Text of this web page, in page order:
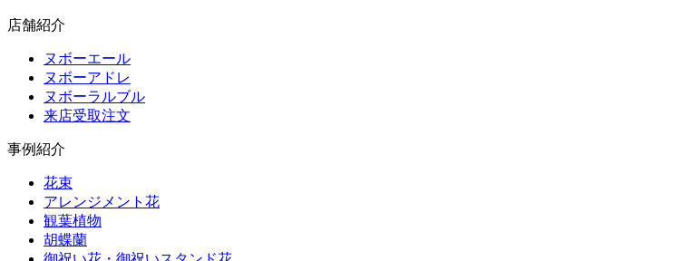
店舗紹介
ヌボーエール
ヌボーアドレ
ヌボーラルブル
来店受取注文
事例紹介
花束
アレンジメント花
観葉植物
胡蝶蘭